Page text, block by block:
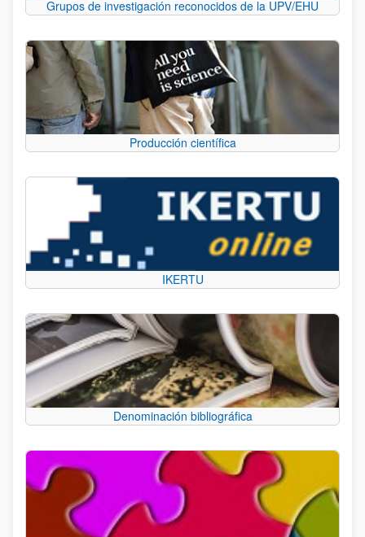
Grupos de investigación reconocidos de la UPV/EHU
Producción científica
IKERTU
Denominación bibliográfica